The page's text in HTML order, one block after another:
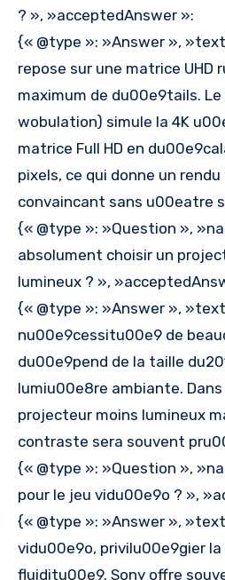
? », »acceptedAnswer »:
{« @type »: »Answer »,
repose sur une matrice UHD
maximum de du00e9tails. Le
wobulation) simule la 4K
matrice Full HD en
pixels, ce qui donne un
convaincant sans u00eatre
{« @type »: »Question »,
absolument choisir un
lumineux ? »,
{« @type »: »Answer »,
nu00e9cessitu00e9 de
du00e9pend de la taille
lumiu00e8re ambiante.
projecteur moins lumineux
contraste sera souvent
{« @type »: »Question »,
pour le jeu vidu00e9o ? »,
{« @type »: »Answer »,
vidu00e9o, privilu00e9gier
fluiditu00e9. Sony offre